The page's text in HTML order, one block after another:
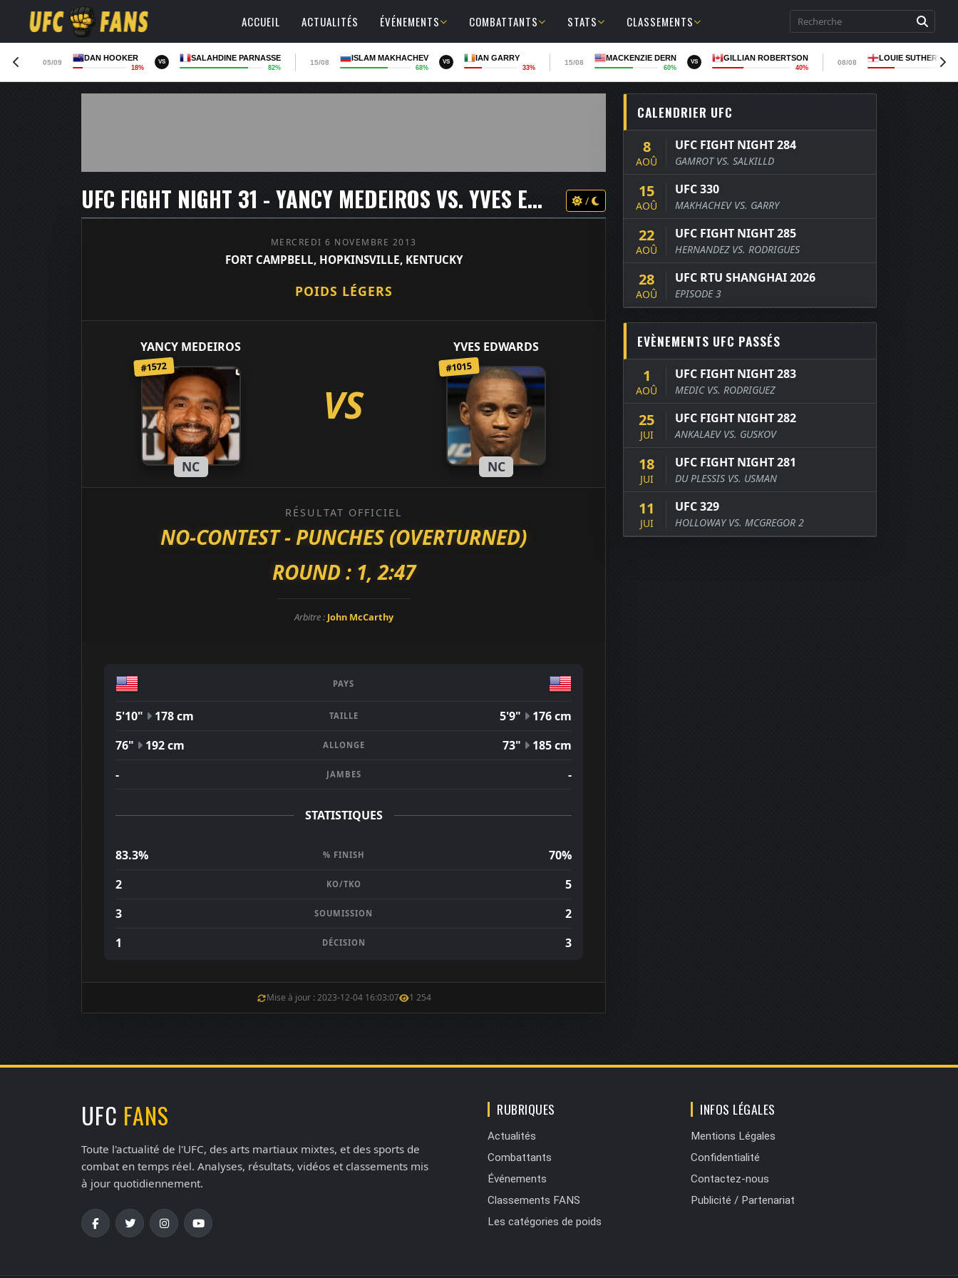
ACCUEIL ACTUALITÉS ÉVÉNEMENTS COMBATTANTS STATS CLASSEMENTS
05/09
DAN HOOKER
18%
VS SALAHDINE PARNASSE
82%
15/08
ISLAM MAKHACHEV
68%
VS IAN GARRY
33%
15/08
MACKENZIE DERN
60%
VS GILLIAN ROBERTSON
40%
08/08
LOUIE
UFC FIGHT NIGHT 31 - YANCY MEDEIROS VS. YVES EDWARDS /
MERCREDI 6 NOVEMBRE 2013
FORT CAMPBELL, HOPKINSVILLE, KENTUCKY
POIDS LÉGERS
YANCY MEDEIROS
#1572
NC
VS
YVES EDWARDS
#1015
NC
RÉSULTAT OFFICIEL
NO-CONTEST - PUNCHES (OVERTURNED)
ROUND : 1, 2:47
Arbitre : John McCarthy
PAYS
5'10" 178 cm TAILLE 5'9"
176 cm
76"
192 cm ALLONGE 73"
185 cm
-
JAMBES -
STATISTIQUES
83.3% % FINISH
70%
2
KO/TKO
5
3
SOUMISSION
2
1
DÉCISION 3
Mise à jour : 2023-12-04 16:03:07 1 254
CALENDRIER UFC
8
AOÛ
UFC FIGHT NIGHT 284
GAMROT VS. SALKILLD
15
AOÛ
UFC 330
MAKHACHEV VS. GARRY
22
AOÛ
UFC FIGHT NIGHT 285
HERNANDEZ VS. RODRIGUES
28
AOÛ
UFC RTU SHANGHAI 2026
EPISODE 3
EVÈNEMENTS UFC PASSÉS
1
AOÛ
UFC FIGHT NIGHT 283
MEDIC VS. RODRIGUEZ
25
JUI
UFC FIGHT NIGHT 282
ANKALAEV VS. GUSKOV
18
JUI
UFC FIGHT NIGHT 281
DU PLESSIS VS. USMAN
11
JUI
UFC 329
HOLLOWAY VS. MCGREGOR 2
UFC FANS
Toute l'actualité de l'UFC, des arts martiaux mixtes, et des sports de
combat en temps réel. Analyses, résultats, vidéos et classements mis
à jour quotidiennement.
RUBRIQUES
Actualités
Combattants
Événements
Classements FANS
Les catégories de poids
INFOS LÉGALES
Mentions Légales
Confidentialité
Contactez-nous
Publicité / Partenariat